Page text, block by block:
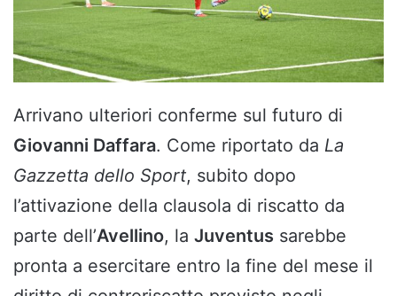
Arrivano ulteriori conferme sul futuro di
Giovanni Daffara. Come riportato da La
Gazzetta dello Sport, subito dopo
l’attivazione della clausola di riscatto da
parte dell’Avellino, la Juventus sarebbe
pronta a esercitare entro la fine del mese il